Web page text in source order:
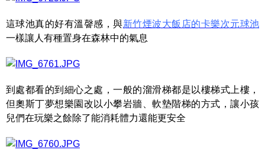
這球池真的好有溫韾感，與新竹煙波大飯店的卡樂次元球池
一樣讓人有種置身在森林中的氣息
到處都看的到細心之處，一般的溜滑梯都是以樓梯式上樓，
但奧斯丁夢想樂園改以小攀岩牆、軟墊階梯的方式，讓小孩
兒們在玩樂之餘除了能消耗體力還能更安全